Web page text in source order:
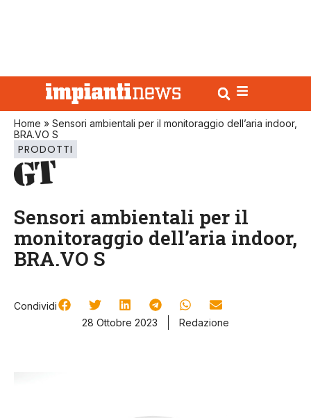
Home » Sensori ambientali per il monitoraggio dell’aria indoor,
BRA.VO S
PRODOTTI
Sensori ambientali per il
monitoraggio dell’aria indoor,
BRA.VO S
Condividi
28 Ottobre 2023
Redazione